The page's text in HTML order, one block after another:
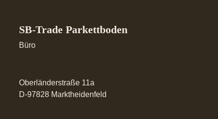
SB-Trade Parkettboden
Büro
Oberländerstraße 11a
D-97828 Marktheidenfeld